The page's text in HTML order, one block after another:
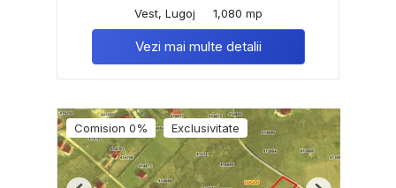
Vest, Lugoj
1,080 mp
Vezi mai multe detalii
Comision 0% Exclusivitate